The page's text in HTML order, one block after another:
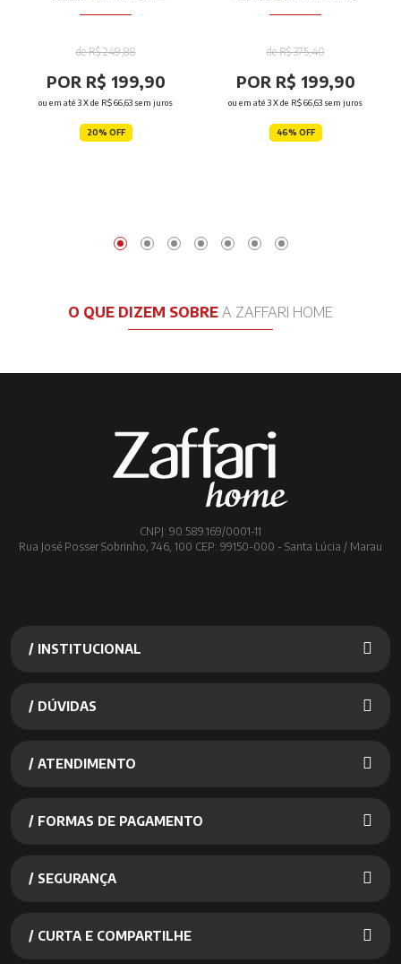
de R$ 249,88
POR R$ 199,90
ou em até 3X de R$ 66,63 sem juros
20% OFF
de R$ 375,40
POR R$ 199,90
ou em até 3X de R$ 66,63 sem juros
46% OFF
O QUE DIZEM SOBRE A ZAFFARI HOME
CNPJ: 90.589.169/0001-11
Rua José Posser Sobrinho, 746, 100 CEP: 99150-000 - Santa Lúcia / Marau
/ INSTITUCIONAL
/ DÚVIDAS
/ ATENDIMENTO
/ FORMAS DE PAGAMENTO
/ SEGURANÇA
/ CURTA E COMPARTILHE